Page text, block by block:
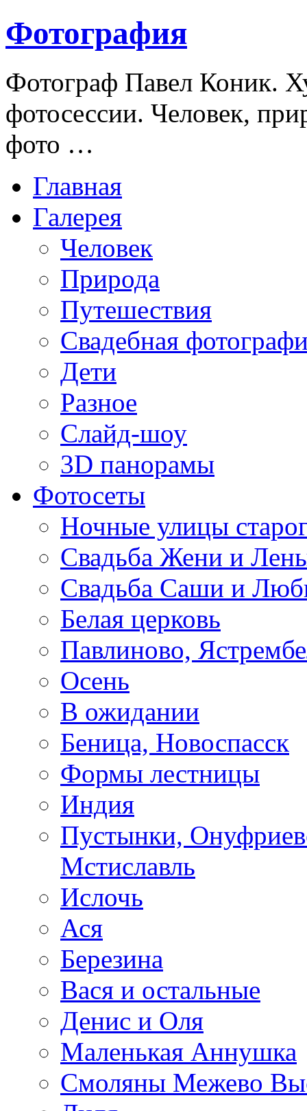
Фотография
Фотограф Павел Коник.
фотосессии. Человек,
фото …
Главная
Галерея
Человек
Природа
Путешествия
Свадебная
Дети
Разное
Слайд-шоу
3D панорамы
Фотосеты
Ночные улицы
Свадьба Жени и
Свадьба Саши и
Белая церковь
Павлиново,
Осень
В ожидании
Беница, Новоспасск
Формы лестницы
Индия
Пустынки,
Мстиславль
Ислочь
Ася
Березина
Вася и остальные
Денис и Оля
Маленькая Аннушка
Смоляны Межево